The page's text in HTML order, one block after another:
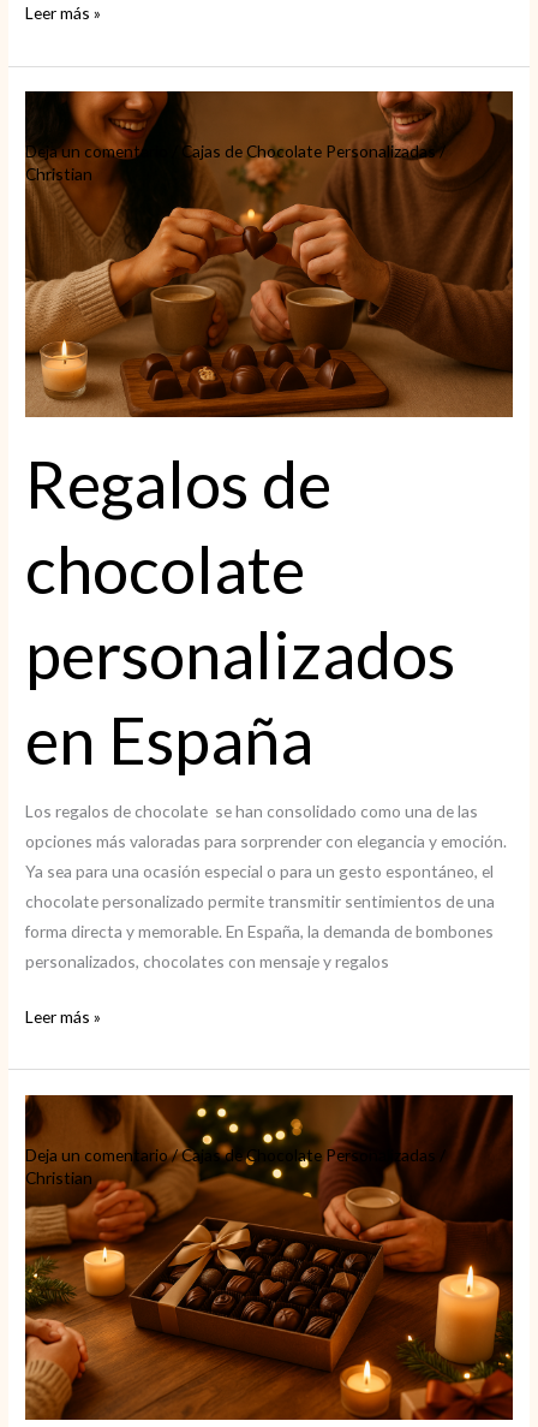
Bombones
con
chocolate
artesanal
Leer más »
Regalos de
chocolate
personalizados
en España
Deja un comentario Cajas de Chocolate Personalizadas/
Christian
Los regalos de chocolate se han consolidado como una de las
opciones más valoradas para sorprender con elegancia y emoción.
Ya sea para una ocasión especial o para un gesto espontáneo, el
chocolate personalizado permite transmitir sentimientos de una
forma directa y memorable. En España, la demanda de bombones
personalizados, chocolates con mensaje y regalos
Regalos
chocolate
personalizados
en
España
Leer más »
Deja un comentario/Cajas de Chocolate Personalizadas /
Christian